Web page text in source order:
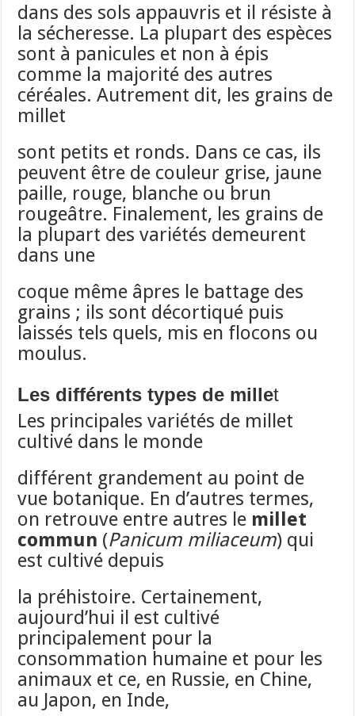
dans des sols appauvris et il résiste à
la sécheresse. La plupart des espèces
sont à panicules et non à épis
comme la majorité des autres
céréales. Autrement dit, les grains de
millet
sont petits et ronds. Dans ce cas, ils
peuvent être de couleur grise, jaune
paille, rouge, blanche ou brun
rougeâtre. Finalement, les grains de
la plupart des variétés demeurent
dans une
coque même âpres le battage des
grains ; ils sont décortiqué puis
laissés tels quels, mis en flocons ou
moulus.
Les différents types de millet
Les principales variétés de millet
cultivé dans le monde
différent grandement au point de
vue botanique. En d’autres termes,
on retrouve entre autres le millet
commun (Panicum miliaceum) qui
est cultivé depuis
la préhistoire. Certainement,
aujourd’hui il est cultivé
principalement pour la
consommation humaine et pour les
animaux et ce, en Russie, en Chine,
au Japon, en Inde,